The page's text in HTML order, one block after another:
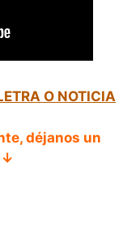
O NOTICIA
déjanos un
↓